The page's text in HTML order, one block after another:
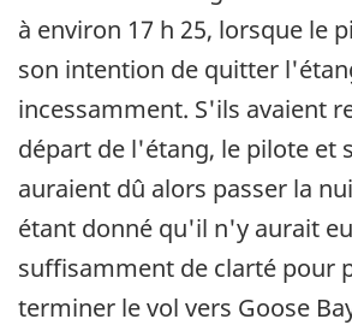
à environ 17 h 25, lorsque le
son intention de quitter
incessamment. S'ils avaient
départ de l'étang, le pilote et
auraient dû alors passer la
étant donné qu'il n'y aurait
suffisamment de clarté pour
terminer le vol vers Goose